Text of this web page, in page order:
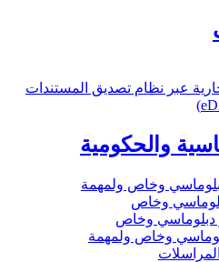
عبر نظام تصديق المستندات
والحكومية
وخاص ولمهمة
وخاص
دبلوماسي وخاص
وخاص ولمهمة